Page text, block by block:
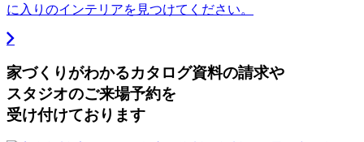
に入りのインテリアを見つけてください。
家づくりがわかるカタログ資料の請求や
スタジオのご来場予約を
受け付けております